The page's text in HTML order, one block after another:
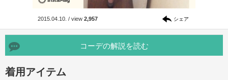
2015.04.10. / view 2,957 シェア
コーデの解説を読む
着用アイテム